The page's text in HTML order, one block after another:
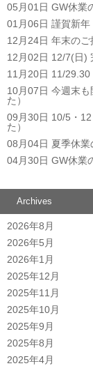
05月01日 GW休業
01月06日 謹賀新年
12月24日 年末のご
12月02日 12/7(日)
11月20日 11/29.30
10月07日 今週末も
た）
09月30日 10/5・
た）
08月04日 夏季休
04月30日 GW休業
Archives
2026年8月
2026年5月
2026年1月
2025年12月
2025年11月
2025年10月
2025年9月
2025年8月
2025年4月